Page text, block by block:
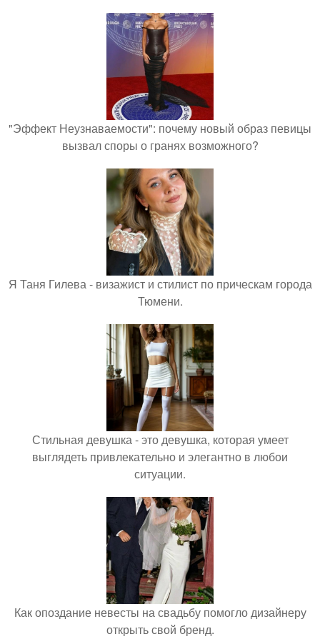
"Эффект Неузнаваемости": почему новый образ певицы
вызвал споры о гранях возможного?
Я Таня Гилева - визажист и стилист по прическам города
Тюмени.
Стильная девушка - это девушка, которая умеет
выглядеть привлекательно и элегантно в любои
ситуации.
Как опоздание невесты на свадьбу помогло дизайнеру
открыть свой бренд.